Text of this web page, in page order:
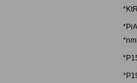
*KtR
*PiA
*nml